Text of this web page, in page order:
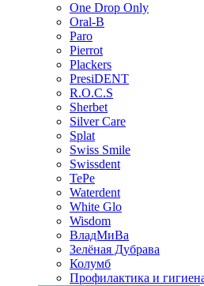
One Drop Only
Oral-B
Paro
Pierrot
Plackers
PresiDENT
R.O.C.S
Sherbet
Silver Care
Splat
Swiss Smile
Swissdent
TePe
Waterdent
White Glo
Wisdom
ВладМиВа
Зелёная Дубрава
Колумб
Профилактика и